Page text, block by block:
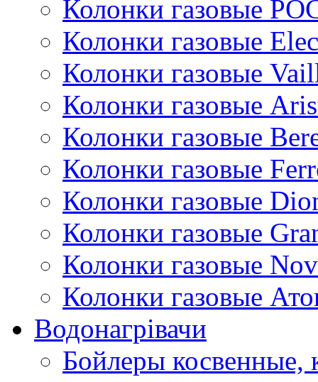
Колонки газовые
Колонки газовые
Колонки газовые
Колонки газовые
Колонки газовые
Колонки газовые
Колонки газовые
Колонки газовые
Колонки газовые
Колонки газовые
Водонагрівачи
Бойлеры косвенные,